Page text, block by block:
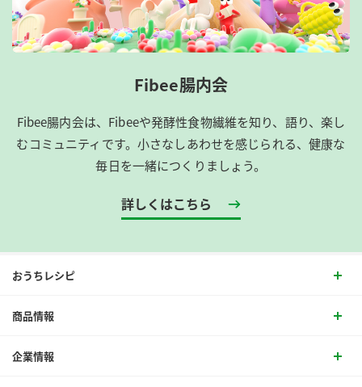
Fibee腸内会
Fibee腸内会は、​Fibeeや発酵性食物繊維を知り、語り、楽し
むコミュニティです。​小さなしあわせを感じられる、健康な
毎日を一緒につくりましょう。
詳しくはこちら
おうちレシピ
商品情報
企業情報